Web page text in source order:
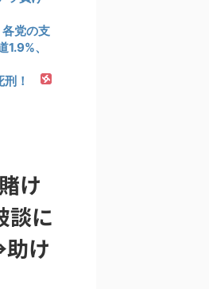
党の支
、
！
け
談に
け